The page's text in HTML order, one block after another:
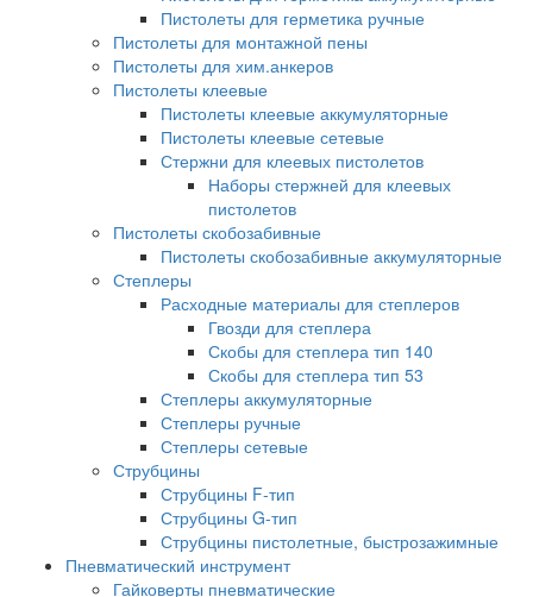
Пистолеты для герметика ручные
Пистолеты для монтажной пены
Пистолеты для хим.анкеров
Пистолеты клеевые
Пистолеты клеевые аккумуляторные
Пистолеты клеевые сетевые
Стержни для клеевых пистолетов
Наборы стержней для клеевых
пистолетов
Пистолеты скобозабивные
Пистолеты скобозабивные аккумуляторные
Степлеры
Расходные материалы для степлеров
Гвозди для степлера
Скобы для степлера тип 140
Скобы для степлера тип 53
Степлеры аккумуляторные
Степлеры ручные
Степлеры сетевые
Струбцины
Струбцины F-тип
Струбцины G-тип
Струбцины пистолетные, быстрозажимные
Пневматический инструмент
Гайковерты пневматические